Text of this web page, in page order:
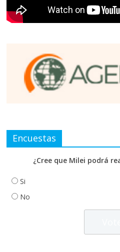
Encuestas
¿Cree que Milei podrá
Si
No